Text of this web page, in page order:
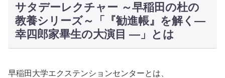
サタデーレクチャー ～早稲田の杜の
教養シリーズ～「『勧進帳』を解く―
幸四郎家畢生の大演目 ―」とは
早稲田大学エクステンションセンターとは、